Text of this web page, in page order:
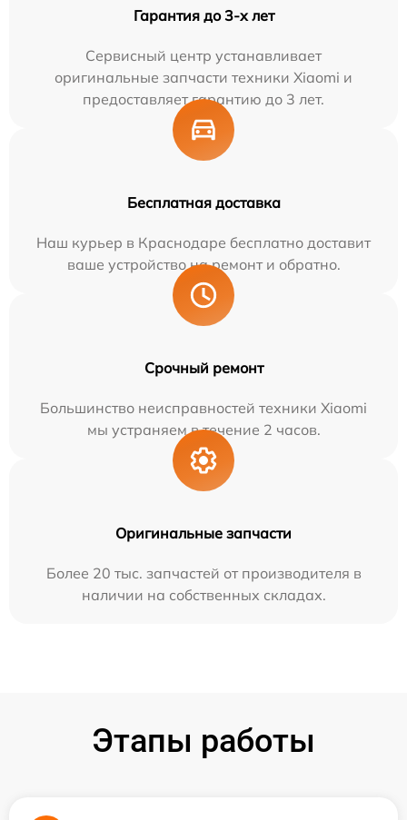
Гарантия до 3-х лет
Сервисный центр устанавливает
оригинальные запчасти техники Xiaomi и
предоставляет гарантию до 3 лет.
Бесплатная доставка
Наш курьер в Краснодаре бесплатно доставит
ваше устройство на ремонт и обратно.
Срочный ремонт
Большинство неисправностей техники Xiaomi
мы устраняем в течение 2 часов.
Оригинальные запчасти
Более 20 тыс. запчастей от производителя в
наличии на собственных складах.
Этапы работы